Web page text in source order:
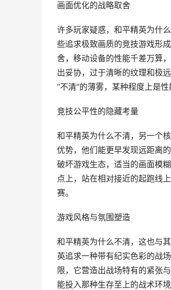
画面优化的战略取舍
许多玩家疑惑，和平精英为什
些追求极致画质的竞技游戏形
舍，移动设备的性能千差万算
出妥协，过于清晰的纹理和极
“不清”的薄雾，某种程度上是
竞技公平性的隐藏考量
和平精英为什么不清，另一个
优势，他们能更早发现远距离
破坏游戏生态，适当的画面模
点上，站在相对接近的起跑线
赛。
游戏风格与氛围塑造
和平精英为什么不清，这也与
英追求一种带有纪实色彩的战
限，它营造出战场特有的紧张
能投入那种生存至上的战术环